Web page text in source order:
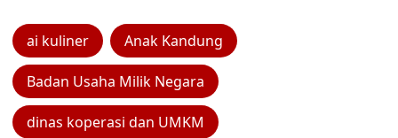
ai kuliner Anak Kandung
Badan Usaha Milik Negara
dinas koperasi dan UMKM